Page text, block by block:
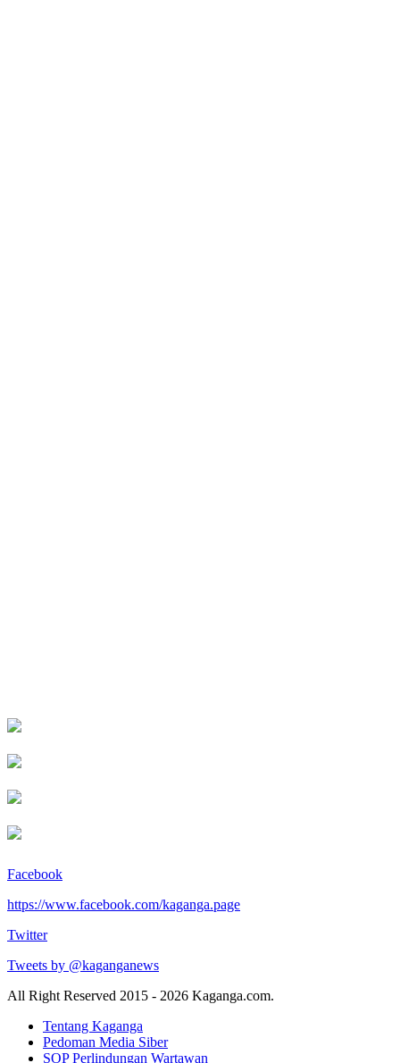
Facebook
https://www.facebook.com/kaganga.page
Twitter
Tweets by @kaganganews
All Right Reserved 2015 - 2026 Kaganga.com.
Tentang Kaganga
Pedoman Media Siber
SOP Perlindungan Wartawan